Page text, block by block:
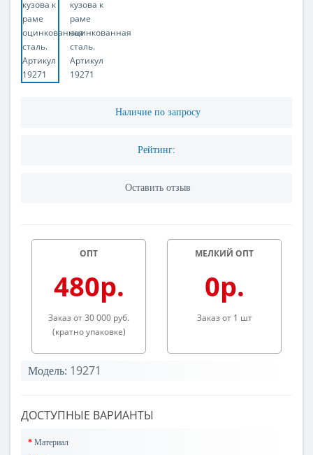
Наличие по запросу
Рейтинг:
Оставить отзыв
ОПТ
480р.
Заказ от 30 000 руб.
(кратно упаковке)
МЕЛКИЙ ОПТ
0р.
Заказ от 1 шт
Модель: 19271
ДОСТУПНЫЕ ВАРИАНТЫ
Материал